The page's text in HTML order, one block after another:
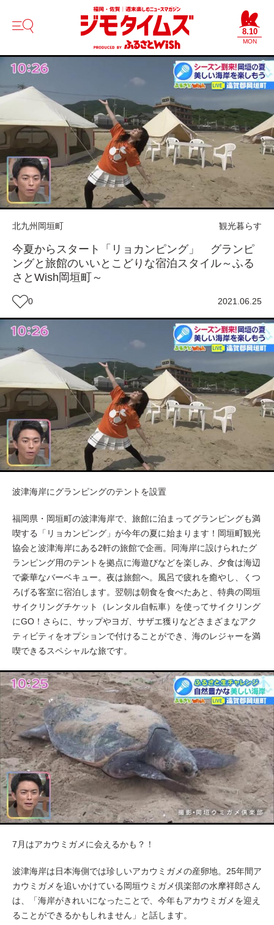
8.10
MON
北九州 岡垣町 観光暮らす
今夏からスタート「リョカンピング」 グランピ
ングと旅館のいいとこどりな宿泊スタイル～ふる
さとWish岡垣町～
0 2021.06.25
波津海岸にグランピングのテントを設置
福岡県・岡垣町の波津海岸で、旅館に泊まってグランピングも満
喫する「リョカンピング」が今年の夏に始まります！岡垣町観光
協会と波津海岸にある2軒の旅館で企画。同海岸に設けられたグ
ランピング用のテントを拠点に海遊びなどを楽しみ、夕食は海辺
で豪華なバーベキュー。夜は旅館へ。風呂で疲れを癒やし、くつ
ろげる客室に宿泊します。翌朝は朝食を食べたあと、特典の岡垣
サイクリングチケット（レンタル自転車）を使ってサイクリング
にGO！さらに、サップやヨガ、サザエ獲りなどさまざまなアク
ティビティをオプションで付けることができ、海のレジャーを満
喫できるスペシャルな旅です。
7月はアカウミガメに会えるかも？！
波津海岸は日本海側では珍しいアカウミガメの産卵地。25年間ア
カウミガメを追いかけている岡垣ウミガメ倶楽部の水摩祥郎さん
は、「海岸がきれいになったことで、今年もアカウミガメを迎え
ることができるかもしれません」と話します。